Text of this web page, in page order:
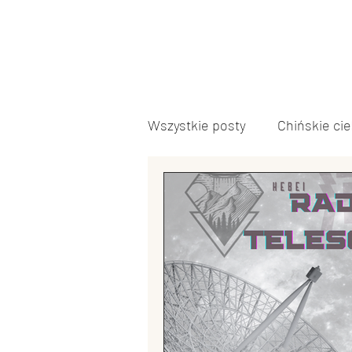
Wszystkie posty Chińskie
Język chiński Inne
Polityka chińska
Edukacja w Chinach